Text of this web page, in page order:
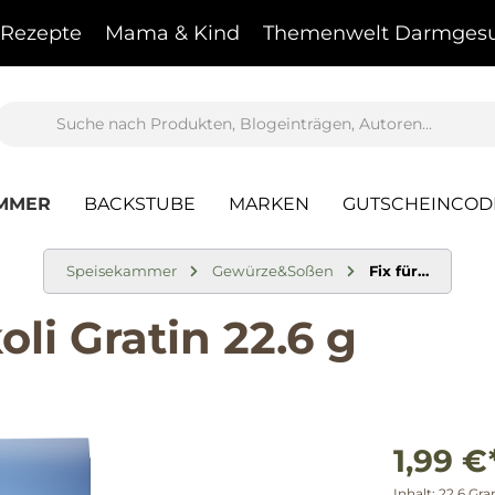
Rezepte Mama & Kind Themenwelt
BACKSTUBE MARKEN
Speisekammer Gewürze&Soßen Fix für…
Gratin 22.6 g
1,99